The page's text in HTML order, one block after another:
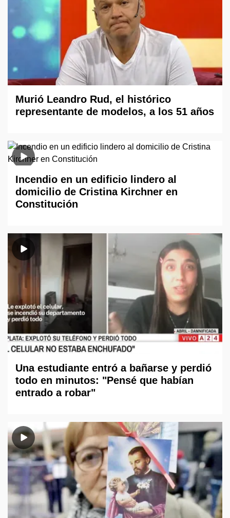
Murió Leandro Rud, el histórico
representante de modelos, a los 51 años
Incendio en un edificio lindero al
domicilio de Cristina Kirchner en
Constitución
Una estudiante entró a bañarse y perdió
todo en minutos: "Pensé que habían
entrado a robar"